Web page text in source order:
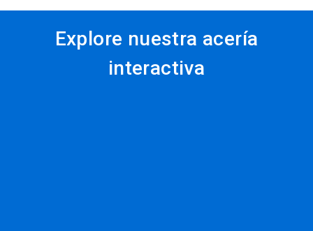
Explore nuestra acería
interactiva